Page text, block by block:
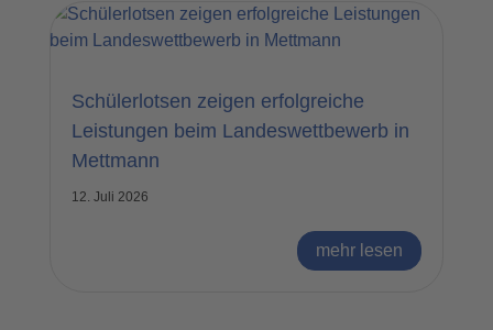
Schülerlotsen zeigen erfolgreiche
Leistungen beim Landeswettbewerb in
Mettmann
12. Juli 2026
mehr lesen